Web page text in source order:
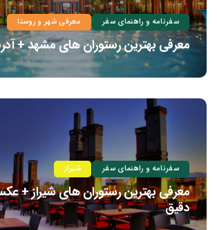
سفرنامه و راهنمای سفر معرفی شهر و روستا
معرفی بهترین رستوران های مشهد +
سفرنامه و راهنمای سفر شیراز
معرفی بهترین رستوران های شیراز +
دقیق